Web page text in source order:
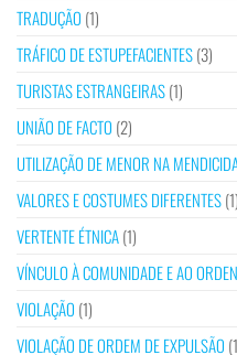
TRADUÇÃO (1)
TRÁFICO DE ESTUPEFACIENTES(3)
TURISTAS ESTRANGEIRAS(1)
UNIÃO DE FACTO (2)
UTILIZAÇÃO DE MENOR NA
VALORES E COSTUMES DIFERENTES(1)
VERTENTE ÉTNICA(1)
VÍNCULO À COMUNIDADE E AO
VIOLAÇÃO (1)
VIOLAÇÃO DE ORDEM DE EXPULSÃO